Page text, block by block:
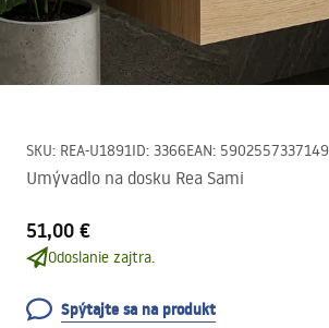
SKU: REA-U1891ID: 3366EAN: 5902557337149
Umývadlo na dosku Rea Sami
51,00 €
Odoslanie zajtra.
Spýtajte sa na produkt